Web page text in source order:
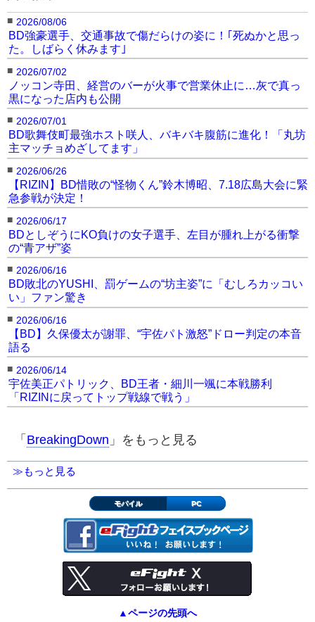
■ 2026/08/06
BD強豪選手、交通事故で傷だらけの姿に！｢死ぬかと思っ
た。しばらく休みます｣
■ 2026/07/02
ノッコン寺田、経営のバーが火事で営業休止に…灰で真っ
黒になった店内も公開
■ 2026/07/01
BD歌舞伎町最強ホスト咲人、バキバキ腹筋に進化！「丸坊
主マッチョめざしてます」
■ 2026/06/26
【RIZIN】BD惜敗の“怪物くん”鈴木博昭、7.18広島大会に緊
急参戦が決定！
■ 2026/06/17
BDとしぞうにKO負けの女子選手、左目が腫れ上がる衝撃
の“青アザ”姿
■ 2026/06/16
BD敗北のYUSHI、罰ゲームの“坊主姿”に「むしろカッコい
い」ファン驚き
■ 2026/06/16
【BD】久保優太が謝罪、“宇佐パト激怒”ドロー判定の本音
語る
■ 2026/06/14
宇佐美正パトリック、BD王者・細川一颯に本戦勝利
「RIZINに戻ってトップ戦線で戦う」
「 BreakingDown 」をもっと見る
≫もっと見る
モバイル PC
▲ページの先頭へ